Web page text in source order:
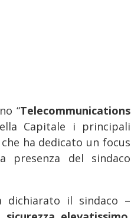
“Telecommunications
Capitale i principali
ha dedicato un focus
presenza del sindaco
dichiarato il sindaco –